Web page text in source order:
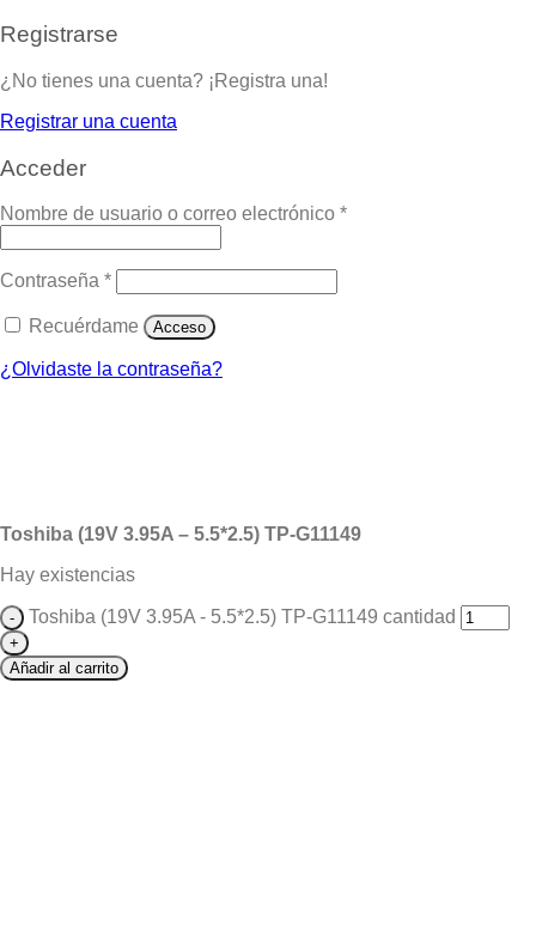
Registrarse
¿No tienes una cuenta? ¡Registra una!
Registrar una cuenta
Acceder
Nombre de usuario o correo electrónico *
Contraseña *
Recuérdame Acceso
¿Olvidaste la contraseña?
Toshiba (19V 3.95A – 5.5*2.5) TP-G11149
Hay existencias
Toshiba (19V 3.95A - 5.5*2.5) TP-G11149 cantidad
Añadir al carrito